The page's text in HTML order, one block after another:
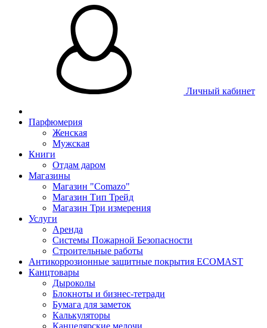
Личный кабинет
Парфюмерия
Женская
Мужская
Книги
Отдам даром
Магазины
Магазин "Comazo"
Магазин Тип Трейд
Магазин Три измерения
Услуги
Аренда
Системы Пожарной Безопасности
Строительные работы
Антикоррозионные защитные покрытия ECOMAST
Канцтовары
Дыроколы
Блокноты и бизнес-тетради
Бумага для заметок
Калькуляторы
Канцелярские мелочи